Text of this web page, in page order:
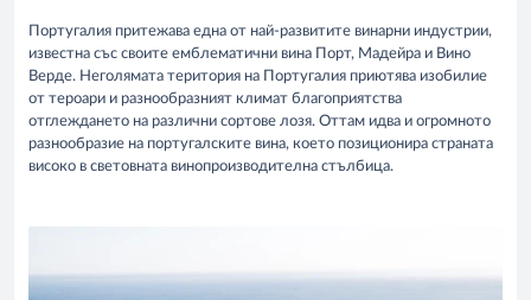
Португалия притежава една от най-развитите винарни индустрии,
известна със своите емблематични вина Порт, Мадейра и Вино
Верде. Неголямата територия на Португалия приютява изобилие
от тероари и разнообразният климат благоприятства
отглеждането на различни сортове лозя. Оттам идва и огромното
разнообразие на португалските вина, което позиционира страната
високо в световната винопроизводителна стълбица.